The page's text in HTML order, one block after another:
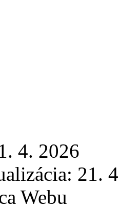
4. 2026
21.
Webu